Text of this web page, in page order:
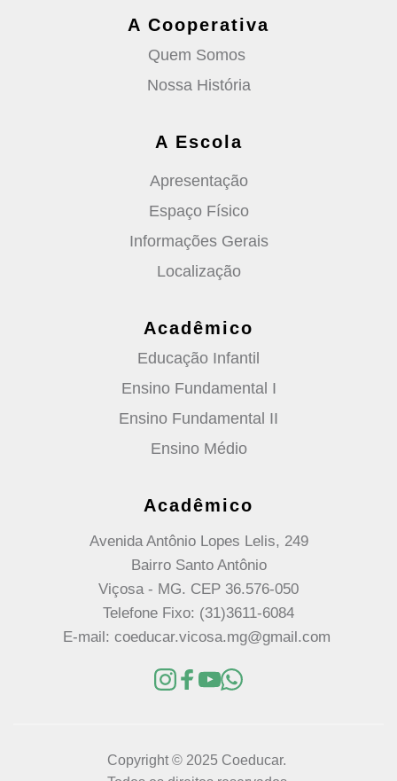
A Cooperativa
Quem Somos
Nossa História
A Escola
Apresentação
Espaço Físico
Informações Gerais
Localização
Acadêmico
Educação Infantil
Ensino Fundamental I
Ensino Fundamental II
Ensino Médio
Acadêmico
Avenida Antônio Lopes Lelis, 249
Bairro Santo Antônio
Viçosa - MG. CEP 36.576-050
Telefone Fixo: (31)3611-6084
E-mail: coeducar.vicosa.mg@gmail.com
Copyright © 2025 Coeducar.